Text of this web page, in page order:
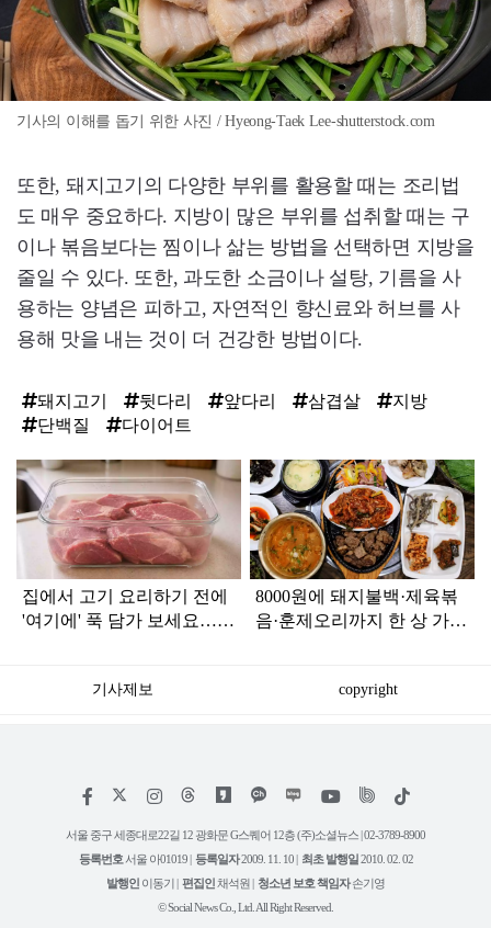
기사의 이해를 돕기 위한 사진 / Hyeong-Taek Lee-shutterstock.com
또한, 돼지고기의 다양한 부위를 활용할 때는 조리법
도 매우 중요하다. 지방이 많은 부위를 섭취할 때는 구
이나 볶음보다는 찜이나 삶는 방법을 선택하면 지방을
줄일 수 있다. 또한, 과도한 소금이나 설탕, 기름을 사
용하는 양념은 피하고, 자연적인 향신료와 허브를 사
용해 맛을 내는 것이 더 건강한 방법이다.
돼지고기 뒷다리 앞다리 삼겹살
지방
단백질
다이어트
탑
라
인
집에서 고기 요리하기 전에
'여기에' 푹 담가 보세요…가
8000원에 돼지불백·제육볶
음·훈제오리까지 한 상 가
기사제보 copyright
페
스
인
타
램
위
트
유
튜
틱
서울 중구 세종대로22길 12 광화문 G스퀘어 12층 (주)소셜뉴스 | 02-3789-8900
등록번호 서울 아01019 | 등록일자2009. 11. 10 | 최초 발행일2010. 02. 02
발행인 이동기 | 편집인채석원 | 청소년 보호 책임자손기영
© Social News Co., Ltd. All Right Reserved.